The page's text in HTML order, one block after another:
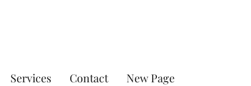
Services Contact New Page